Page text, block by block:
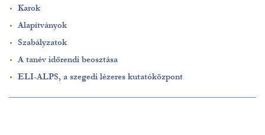
Karok
Alapítványok
Szabályzatok
A tanév időrendi beosztása
ELI-ALPS, a szegedi lézeres kutatóközpont